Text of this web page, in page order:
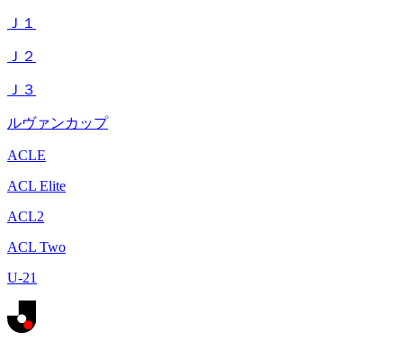
Ｊ１
Ｊ２
Ｊ３
ルヴァンカップ
ACLE
ACL Elite
ACL2
ACL Two
U-21